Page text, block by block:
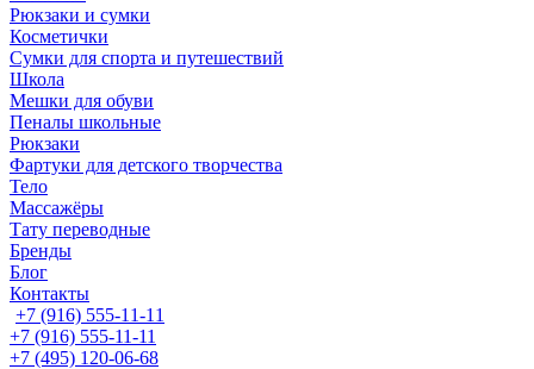
Рюкзаки и сумки
Косметички
Сумки для спорта и путешествий
Школа
Мешки для обуви
Пеналы школьные
Рюкзаки
Фартуки для детского творчества
Тело
Массажёры
Тату переводные
Бренды
Блог
Контакты
+7 (916) 555-11-11
+7 (916) 555-11-11
+7 (495) 120-06-68